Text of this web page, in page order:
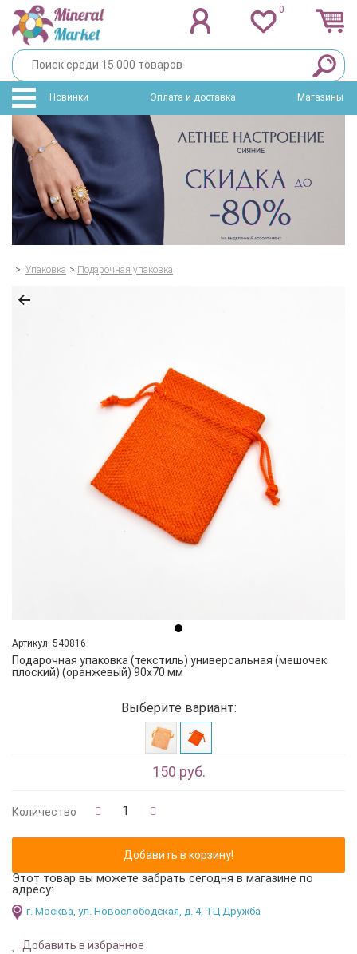
0
Новинки Оплата и доставка Магазины
> Упаковка > Подарочная упаковка
Артикул: 540816
Подарочная упаковка (текстиль) универсальная (мешочек
плоский) (оранжевый) 90х70 мм
Выберите вариант:
150 руб.
Количество
Этот товар вы можете забрать сегодня в магазине по
адресу:
г. Москва, ул. Новослободская, д. 4, ТЦ Дружба
Добавить в избранное